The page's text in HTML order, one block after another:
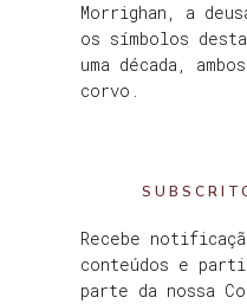
Morrighan, a
os símbolos
uma década,
corvo.
Recebe
conteúdos e
parte da nossa